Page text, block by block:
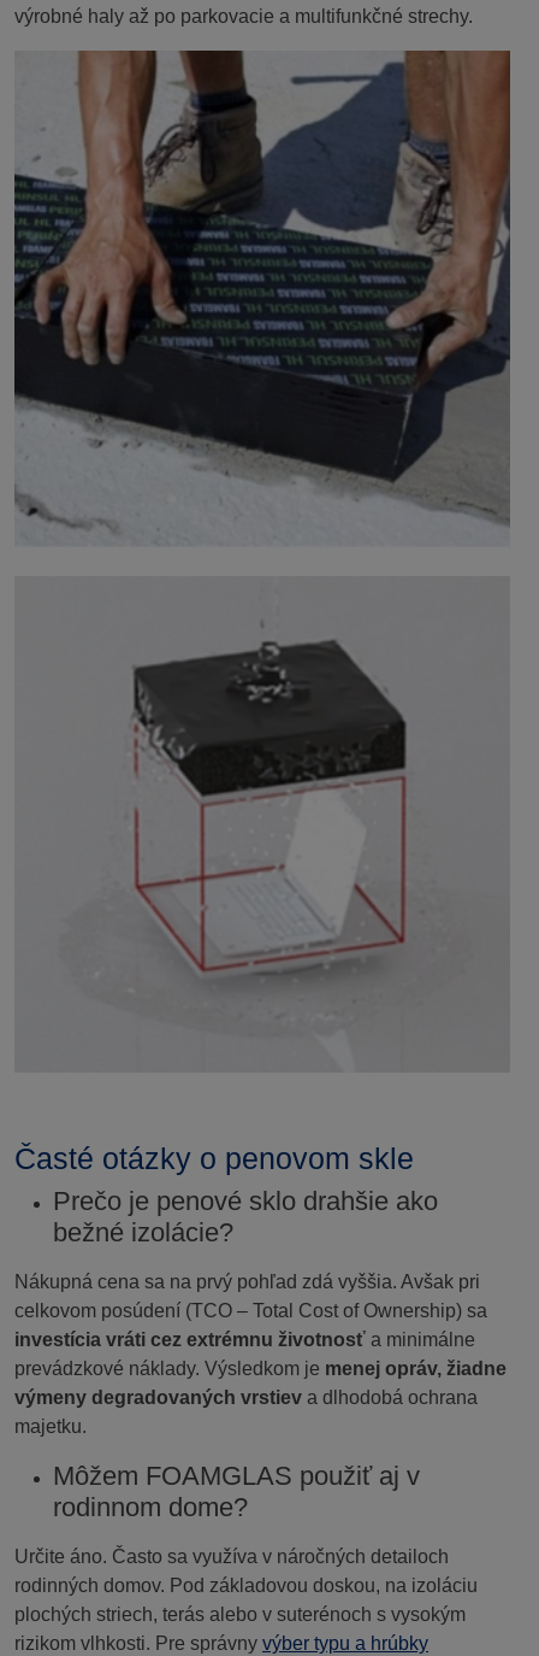
výrobné haly až po parkovacie a multifunkčné strechy.
Časté otázky o penovom skle
Prečo je penové sklo drahšie ako
bežné izolácie?
Nákupná cena sa na prvý pohľad zdá vyššia. Avšak pri
celkovom posúdení (TCO – Total Cost of Ownership) sa
investícia vráti cez extrémnu životnosť a minimálne
prevádzkové náklady. Výsledkom je menej opráv, žiadne
výmeny degradovaných vrstiev a dlhodobá ochrana
majetku.
Môžem FOAMGLAS použiť aj v
rodinnom dome?
Určite áno. Často sa využíva v náročných detailoch
rodinných domov. Pod základovou doskou, na izoláciu
plochých striech, terás alebo v suterénoch s vysokým
rizikom vlhkosti. Pre správny výber typu a hrúbky